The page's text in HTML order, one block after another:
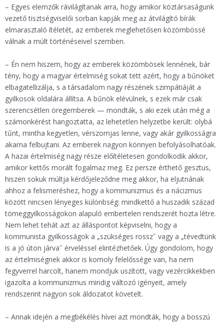
– Egyes elemzők rávilágítanak arra, hogy amikor köztársaságunk
vezető tisztségviselői sorban kapják meg az átvilágító bírák
elmarasztaló ítéletét, az emberek meglehetősen közömbössé
válnak a múlt történéseivel szemben.
– Én nem hiszem, hogy az emberek közömbösek lennének, bár
tény, hogy a magyar értelmiség sokat tett azért, hogy a bűnöket
elbagatellizálja, s a társadalom nagy részének szimpátiáját a
gyilkosok oldalára állítsa. A bűnök elévülnek, s ezek már csak
szerencsétlen öregemberek — mondták, s aki ezek után még a
számonkérést hangoztatta, az lehetetlen helyzetbe került: olybá
tűnt, mintha kegyetlen, vérszomjas lenne, vagy akár gyilkosságra
akarna felbujtani. Az emberek nagyon könnyen befolyásolhatóak.
A hazai értelmiség nagy része előítéletesen gondolkodik akkor,
amikor kettős morált fogalmaz meg. Ez persze érthető gesztus,
hiszen sokuk múltja kérdőjeleződne meg akkor, ha eljutnának
ahhoz a felismeréshez, hogy a kommunizmus és a nácizmus
között nincsen lényeges különbség: mindkettő a huszadik század
tömeggyilkosságokon alapuló embertelen rendszerét hozta létre.
Nem lehet tehát azt az álláspontot képviselni, hogy a
kommunista gyilkosságok a „szükséges rossz˝ vagy a „tévedtünk
is a jó úton járva˝ érveléssel elintézhetőek. Úgy gondolom, hogy
az értelmiségnek akkor is komoly felelőssége van, ha nem
fegyverrel harcolt, hanem mondjuk uszított, vagy vezércikkekben
igazolta a kommunizmus mindig változó igényeit, amely
rendszerint nagyon sok áldozatot követelt.
– Annak idején a megbékélés hívei azt mondták, hogy a bosszú